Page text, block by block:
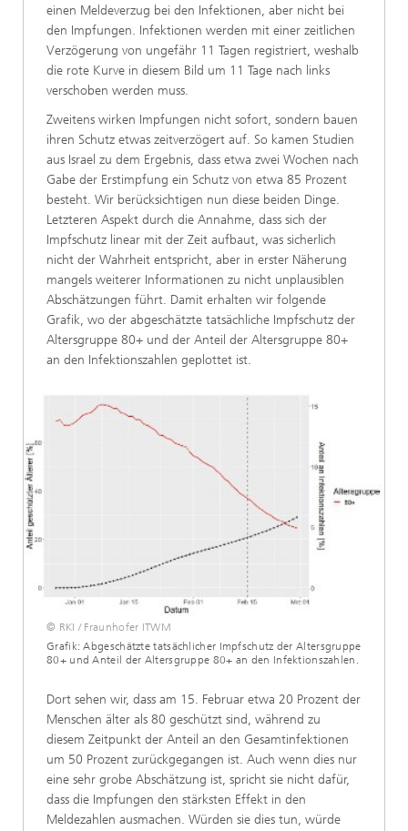
einen Meldeverzug bei den Infektionen, aber nicht bei
den Impfungen. Infektionen werden mit einer zeitlichen
Verzögerung von ungefähr 11 Tagen registriert, weshalb
die rote Kurve in diesem Bild um 11 Tage nach links
verschoben werden muss.
Zweitens wirken Impfungen nicht sofort, sondern bauen
ihren Schutz etwas zeitverzögert auf. So kamen Studien
aus Israel zu dem Ergebnis, dass etwa zwei Wochen nach
Gabe der Erstimpfung ein Schutz von etwa 85 Prozent
besteht. Wir berücksichtigen nun diese beiden Dinge.
Letzteren Aspekt durch die Annahme, dass sich der
Impfschutz linear mit der Zeit aufbaut, was sicherlich
nicht der Wahrheit entspricht, aber in erster Näherung
mangels weiterer Informationen zu nicht unplausiblen
Abschätzungen führt. Damit erhalten wir folgende
Grafik, wo der abgeschätzte tatsächliche Impfschutz der
Altersgruppe 80+ und der Anteil der Altersgruppe 80+
an den Infektionszahlen geplottet ist.
© RKI / Fraunhofer ITWM
Grafik: Abgeschätzte tatsächlicher Impfschutz der Altersgruppe
80+ und Anteil der Altersgruppe 80+ an den Infektionszahlen.
Dort sehen wir, dass am 15. Februar etwa 20 Prozent der
Menschen älter als 80 geschützt sind, während zu
diesem Zeitpunkt der Anteil an den Gesamtinfektionen
um 50 Prozent zurückgegangen ist. Auch wenn dies nur
eine sehr grobe Abschätzung ist, spricht sie nicht dafür,
dass die Impfungen den stärksten Effekt in den
Meldezahlen ausmachen. Würden sie dies tun, würde